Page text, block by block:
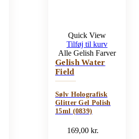
Quick View
Tilføj til kurv
Alle Gelish Farver
Gelish Water
Field
Sølv Holografisk
Glitter Gel Polish
15ml (0839)
169,00kr.